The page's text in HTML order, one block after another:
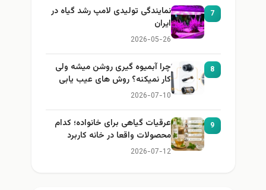
7
نمایندگی تولیدی لامپ رشد گیاه در
ایران
2026-05-26
8
چرا آبمیوه گیری روشن میشه ولی
کار نمیکنه؟ روش های عیب یابی
2026-07-10
9
عرقیات گیاهی برای خانواده؛ کدام
محصولات واقعا در خانه کاربرد
دارند؟
2026-07-12